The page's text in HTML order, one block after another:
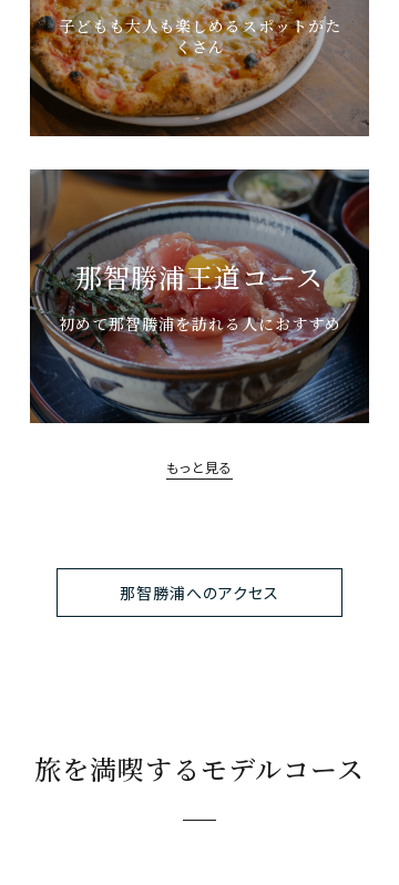
子どもも大人も楽しめるスポットがた
くさん
那智勝浦王道コース
初めて那智勝浦を訪れる人におすすめ
もっと見る
那智勝浦へのアクセス
旅を満喫するモデルコース